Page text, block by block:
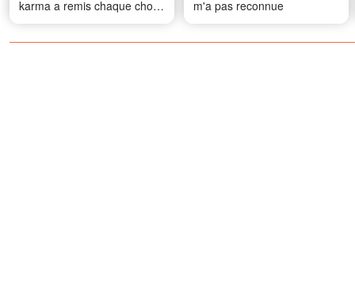
karma a remis chaque chose
à sa place
m'a pas reconnue